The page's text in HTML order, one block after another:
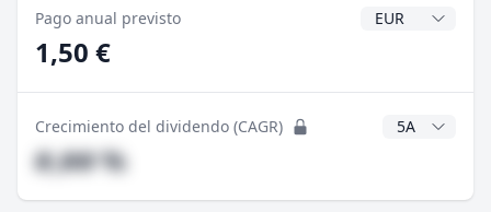
Pago anual previsto Divisa del
1,50 €
Crecimiento del dividendo (CAGR) Años CAGR
#,## %